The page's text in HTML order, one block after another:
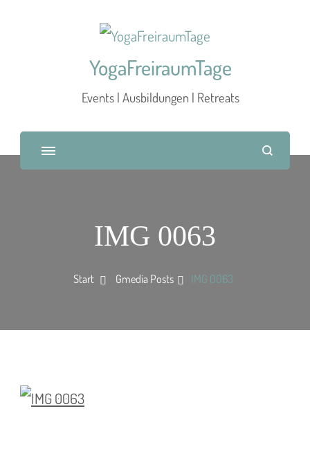
YogaFreiraumTage
Events | Ausbildungen | Retreats
IMG 0063
Start Gmedia Posts IMG 0063